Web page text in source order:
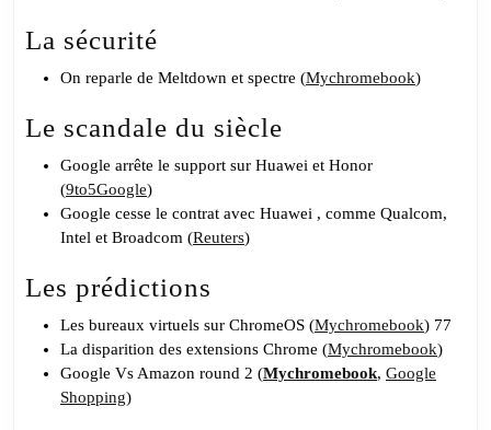
La sécurité
On reparle de Meltdown et spectre (Mychromebook)
Le scandale du siècle
Google arrête le support sur Huawei et Honor
(9to5Google)
Google cesse le contrat avec Huawei , comme Qualcom,
Intel et Broadcom (Reuters)
Les prédictions
Les bureaux virtuels sur ChromeOS (Mychromebook) 77
La disparition des extensions Chrome (Mychromebook)
Google Vs Amazon round 2 (Mychromebook, Google
Shopping)